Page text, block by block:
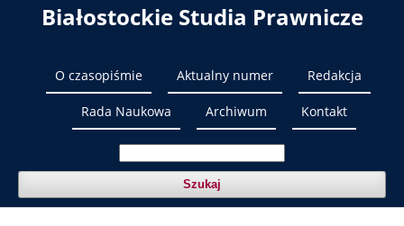
Białostockie Studia Prawnicze
O czasopiśmie Aktualny numer Redakcja
Rada Naukowa Archiwum Kontakt
Szukaj